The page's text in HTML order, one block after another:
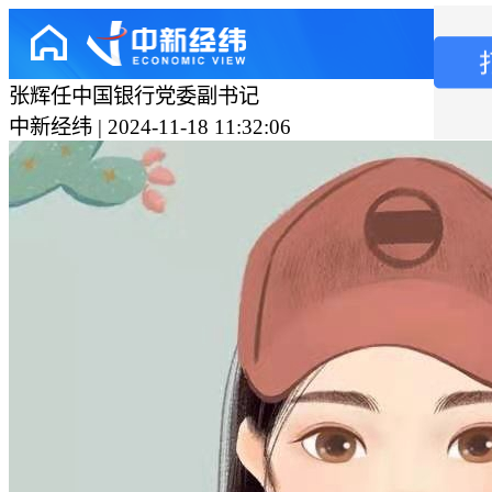
张辉任中国银行党委副书记
中新经纬 | 2024-11-18 11:32:06